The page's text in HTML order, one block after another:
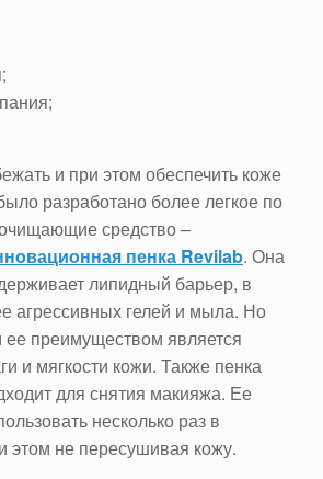
и при этом обеспечить коже
разработано более легкое по
средство –
пенка Revilab. Она
липидный барьер, в
агрессивных гелей и мыла. Но
преимуществом является
и мягкости кожи. Также пенка
для снятия макияжа. Ее
несколько раз в
этом не пересушивая кожу.